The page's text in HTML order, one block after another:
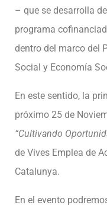
– que se desarrolla
programa
dentro del marco del
Social y Economía
En este sentido, la
próximo 25 de
“Cultivando
de Vives Emplea de
Catalunya.
En el evento